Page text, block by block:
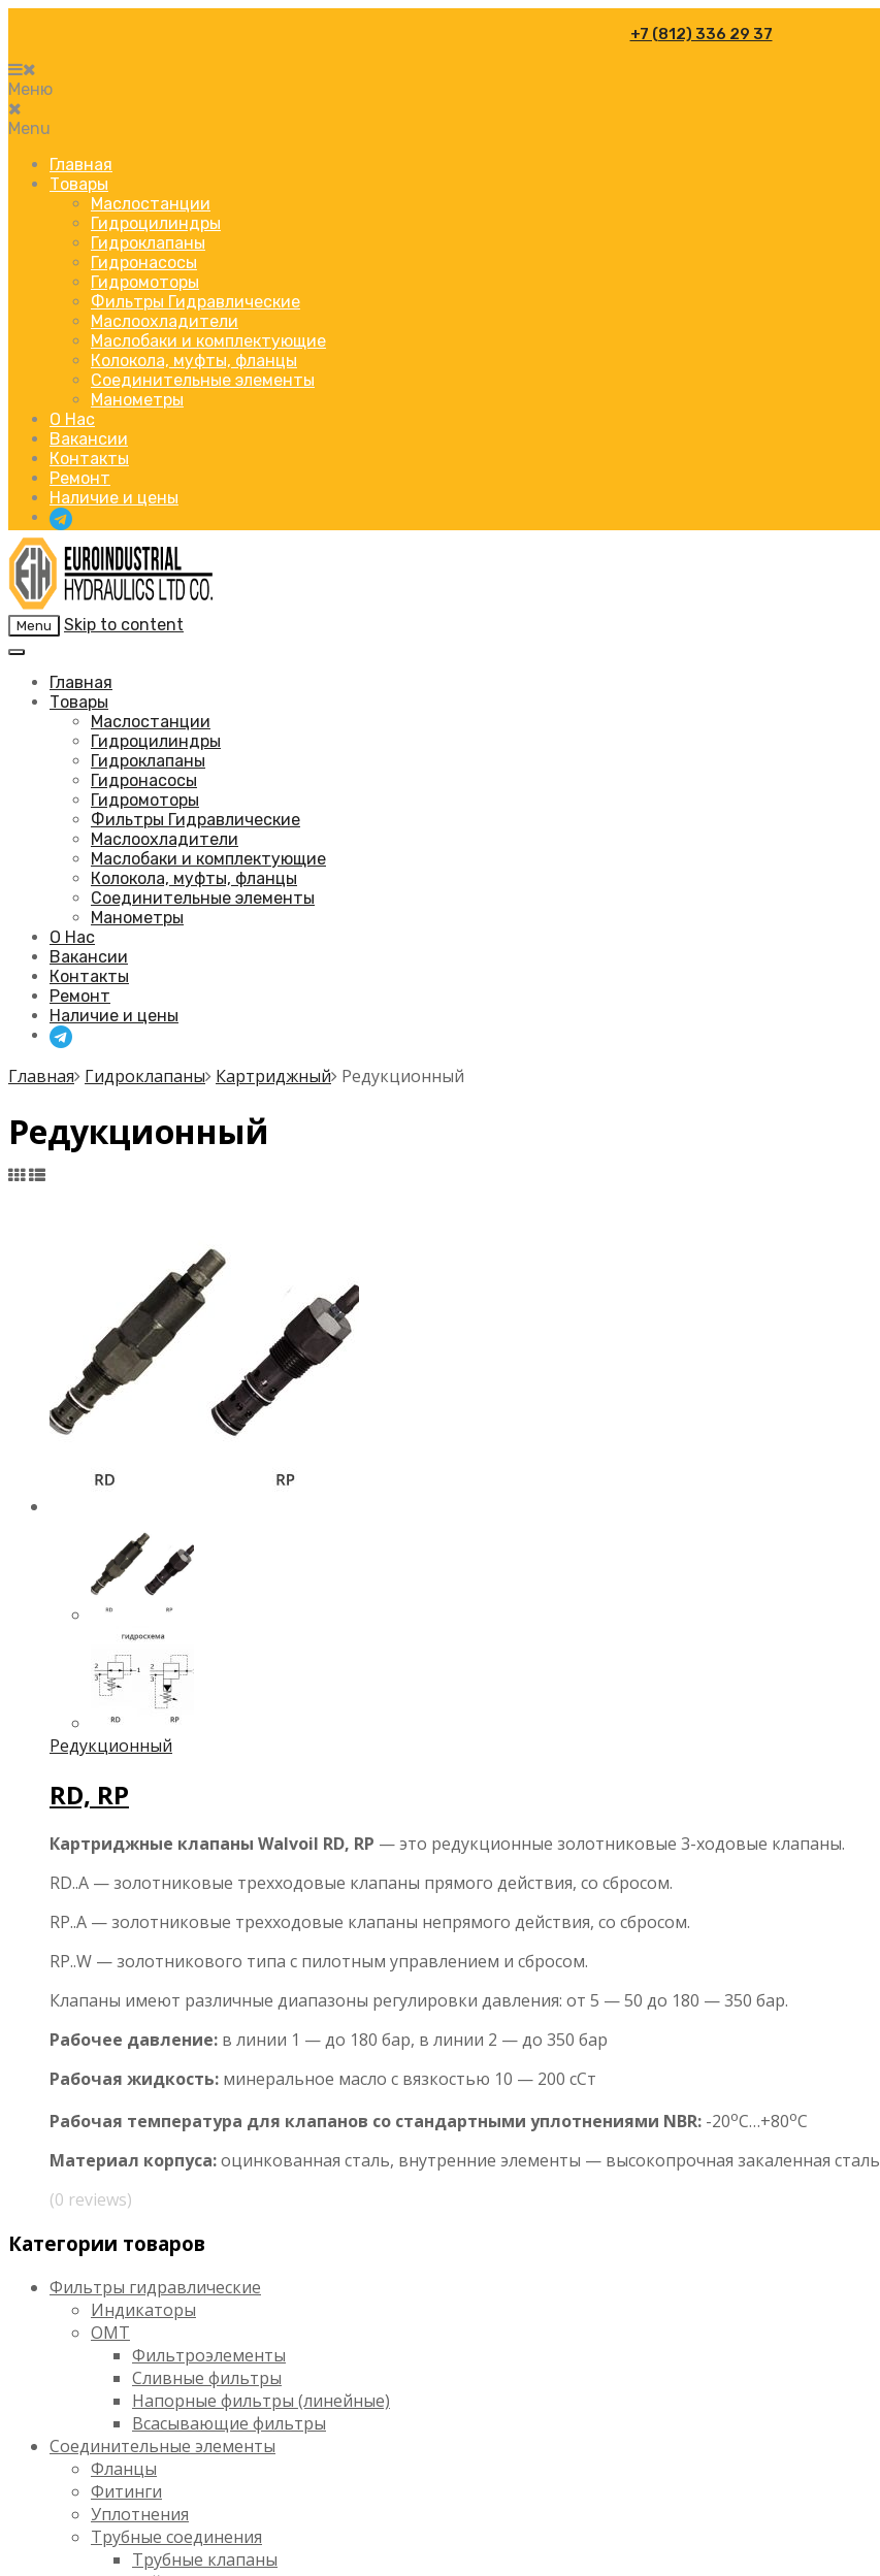
+7 (812) 336 29 37
Меню
Menu
Главная
Товары
Маслостанции
Гидроцилиндры
Гидроклапаны
Гидронасосы
Гидромоторы
Фильтры Гидравлические
Маслоохладители
Маслобаки и комплектующие
Колокола, муфты, фланцы
Соединительные элементы
Манометры
О Нас
Вакансии
Контакты
Ремонт
Наличие и цены
Menu Skip to content
Главная
Товары
Маслостанции
Гидроцилиндры
Гидроклапаны
Гидронасосы
Гидромоторы
Фильтры Гидравлические
Маслоохладители
Маслобаки и комплектующие
Колокола, муфты, фланцы
Соединительные элементы
Манометры
О Нас
Вакансии
Контакты
Ремонт
Наличие и цены
Главная Гидроклапаны Картриджный Редукционный
Редукционный
Редукционный
RD, RP
Картриджные клапаны Walvoil RD, RP — это редукционные золотниковые 3-ходовые клапаны.
RD..A — золотниковые трехходовые клапаны прямого действия, со сбросом.
RP..A — золотниковые трехходовые клапаны непрямого действия, со сбросом.
RP..W — золотникового типа с пилотным управлением и сбросом.
Клапаны имеют различные диапазоны регулировки давления: от 5 — 50 до 180 — 350 бар.
Рабочее давление: в линии 1 — до 180 бар, в линии 2 — до 350 бар
Рабочая жидкость: минеральное масло с вязкостью 10 — 200 сСт
Рабочая температура для клапанов со стандартными уплотнениями NBR: -20оС…+80оС
Материал корпуса:оцинкованная сталь, внутренние элементы — высокопрочная закаленная сталь
(0 reviews)
Категории товаров
Фильтры гидравлические
Индикаторы
OMT
Фильтроэлементы
Сливные фильтры
Напорные фильтры (линейные)
Всасывающие фильтры
Соединительные элементы
Фланцы
Фитинги
Уплотнения
Трубные соединения
Трубные клапаны